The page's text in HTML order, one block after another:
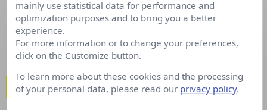
Communication utile ou opportuniste : où est la
Voir le webinar (Gratuit-30min)
Vegan ou Flexitarienne
mainly use statistical data for performance and
optimization purposes and to bring you a better
experience.
For more information or to change your preferences,
click on the Customize button.
To learn more about these cookies and the processing
of your personal data, please read our privacy policy.